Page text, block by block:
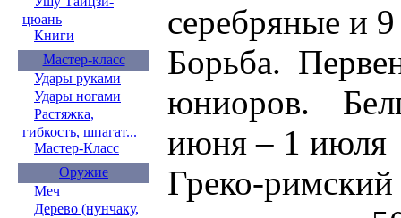
цюань
Книги
Мастер-класс
Удары руками
Удары ногами
Растяжка,
гибкость, шпагат...
Мастер-Класс
Оружие
Меч
Дерево (нунчаку,
серебряные и
Борьба.
юниоров.
июня – 1 июля
Греко-